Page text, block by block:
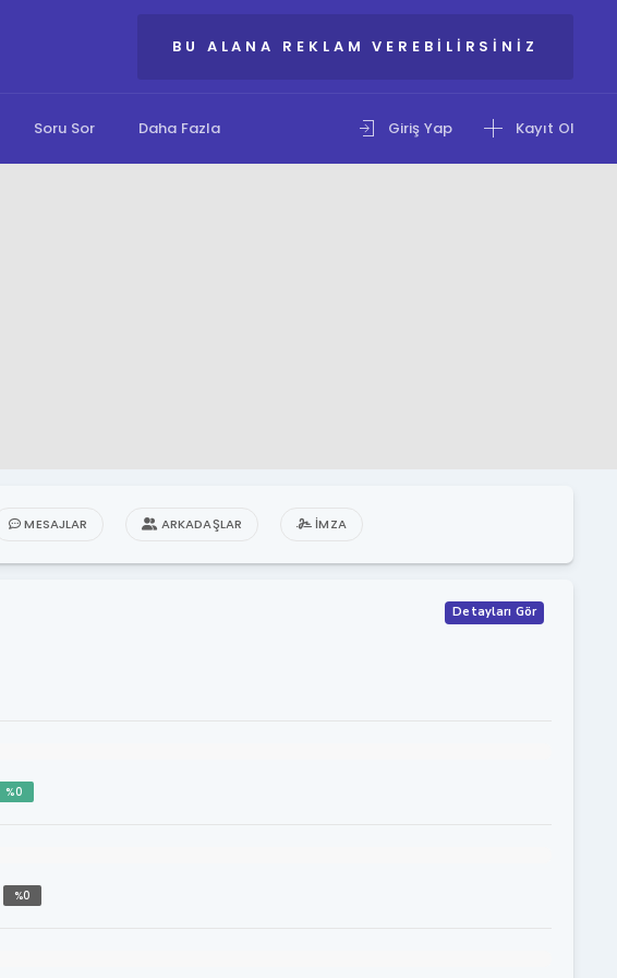
BU ALANA REKLAM VEREBILIRSINIZ
Soru Sor Daha Fazla Giriş Yap Kayıt Ol
MESAJLAR ARKADAŞLAR İMZA
Detayları Gör
%0
%0